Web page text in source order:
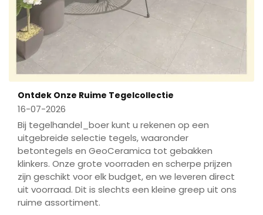
Ontdek Onze Ruime Tegelcollectie
16-07-2026
Bij tegelhandel_boer kunt u rekenen op een
uitgebreide selectie tegels, waaronder
betontegels en GeoCeramica tot gebakken
klinkers. Onze grote voorraden en scherpe prijzen
zijn geschikt voor elk budget, en we leveren direct
uit voorraad. Dit is slechts een kleine greep uit ons
ruime assortiment.